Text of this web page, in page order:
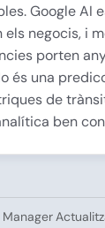
Google AI
negocis, i
porten
és una
de
ben
Manager